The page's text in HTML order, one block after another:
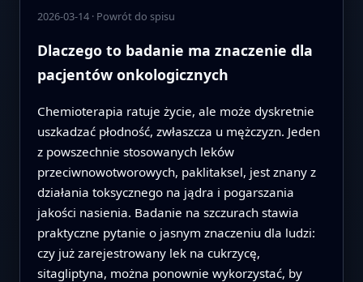
2026-03-14· Powrót do spisu
Dlaczego to badanie ma znaczenie dla
pacjentów onkologicznych
Chemioterapia ratuje życie, ale może dyskretnie
uszkadzać płodność, zwłaszcza u mężczyzn. Jeden
z powszechnie stosowanych leków
przeciwnowotworowych, paklitaksel, jest znany z
działania toksycznego na jądra i pogarszania
jakości nasienia. Badanie na szczurach stawia
praktyczne pytanie o jasnym znaczeniu dla ludzi:
czy już zarejestrowany lek na cukrzycę,
sitagliptyna, można ponownie wykorzystać, by